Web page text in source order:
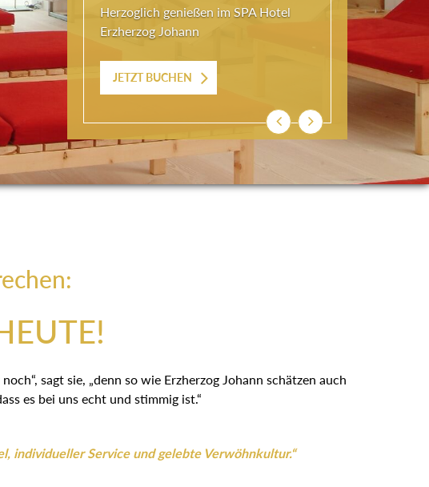
Herzoglich genießen im SPA Hotel
Erzherzog Johann
JETZT BUCHEN
Previous
Next
sagt sie, „denn so wie Erzherzog Johann schätzen auch
es bei uns echt und stimmig ist.“
individueller Service und gelebte Verwöhnkultur.“